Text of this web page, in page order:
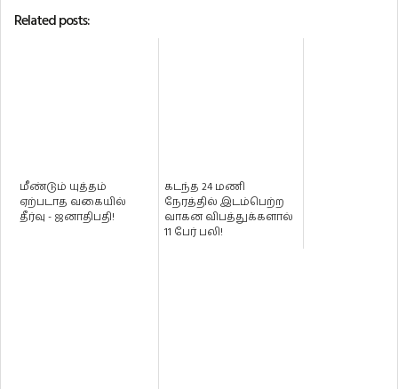
Related posts:
மீண்டும் யுத்தம்
ஏற்படாத வகையில்
தீர்வு - ஜனாதிபதி!
கடந்த 24 மணி
நேரத்தில் இடம்பெற்ற
வாகன விபத்துக்களால்
11 பேர் பலி!